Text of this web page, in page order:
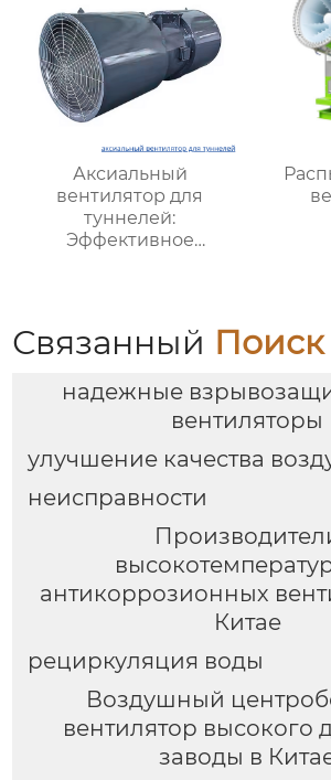
Аксиальный
вентилятор для
туннелей:
Эффективное
Связанный Поиск
надежные
вентиляторы
улучшение качества
неисправности
антикоррозионных
Китае
рециркуляция воды
Воздушный
вентилятор высокого
заводы в